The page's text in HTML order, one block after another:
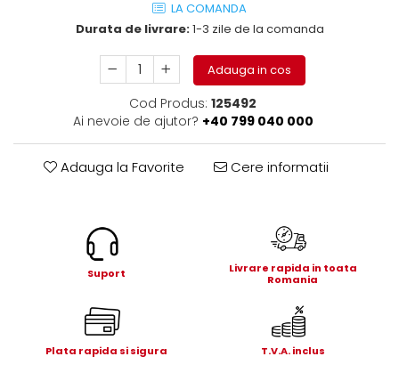
Motoare electrice si pompe
Role, bucse si bolturi
Cilindru hidraulic si burduf
ANTEO
Bolturi, role si bucse
Pompe si motoare electrice
LA COMANDA
Durata de livrare:1-3 zile de la comanda
Adauga in cos
Cod Produs: 125492
Ai nevoie de ajutor? +40 799 040 000
Adauga la Favorite Cere informatii
Suport
Livrare rapida in toata
Romania
Plata rapida si sigura T.V.A. inclus